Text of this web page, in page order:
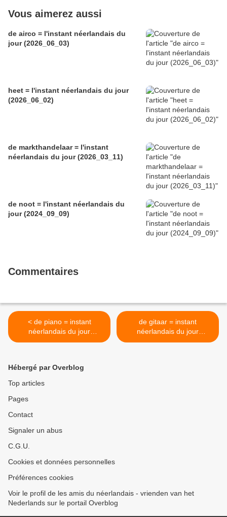
Vous aimerez aussi
de airco = l'instant néerlandais du
jour (2026_06_03)
heet = l'instant néerlandais du jour
(2026_06_02)
de markthandelaar = l'instant
néerlandais du jour (2026_03_11)
de noot = l'instant néerlandais du
jour (2024_09_09)
Commentaires
< de piano = instant
néerlandais du jour
(2021_11_08)
de gitaar = instant
néerlandais du jour
(2021_11_10) >
Hébergé par Overblog
Top articles
Pages
Contact
Signaler un abus
C.G.U.
Cookies et données personnelles
Préférences cookies
Voir le profil de les amis du néerlandais - vrienden van het
Nederlands sur le portail Overblog